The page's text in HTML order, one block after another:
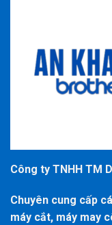
Công ty TNHH TM
Chuyên cung cấp
máy cắt, máy may